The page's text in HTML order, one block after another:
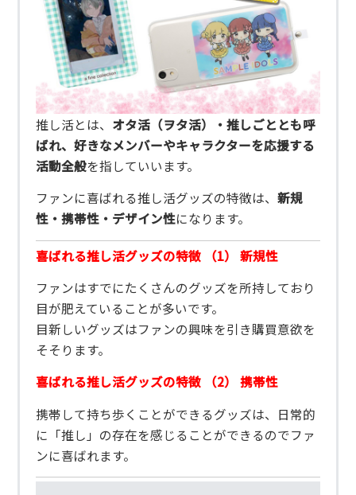
推し活とは、 オタ活（ヲタ活）・推しごととも呼
ばれ、好きなメンバーやキャラクターを応援する
活動全般を指していいます。
ファンに喜ばれる推し活グッズの特徴は、新規
性・携帯性・デザイン性になります。
喜ばれる推し活グッズの特徴 （1） 新規性
ファンはすでにたくさんのグッズを所持しており
目が肥えていることが多いです。
目新しいグッズはファンの興味を引き購買意欲を
そそります。
喜ばれる推し活グッズの特徴 （2） 携帯性
携帯して持ち歩くことができるグッズは、日常的
に「推し」の存在を感じることができるのでファ
ンに喜ばれます。